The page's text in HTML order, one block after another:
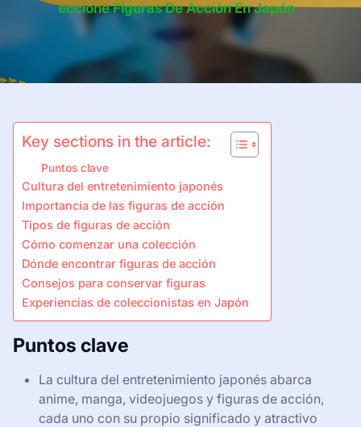
Eccioné Figuras De Acción En Japón
Key sections in the article:
Puntos clave
Cultura del entretenimiento japonés
Importancia de las figuras de acción
Tipos de figuras de acción
Cómo comenzar una colección
Dónde encontrar figuras de acción
Consejos para conservar figuras
Experiencias de coleccionistas en Japón
Puntos clave
La cultura del entretenimiento japonés abarca
anime, manga, videojuegos y figuras de acción,
cada uno con su propio significado y atractivo